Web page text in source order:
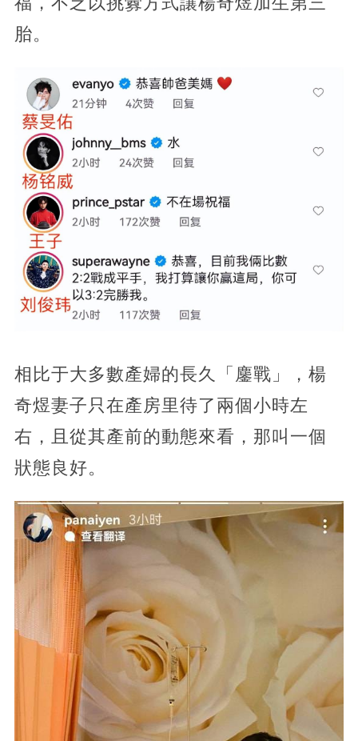
胎。
相比于大多數產婦的長久「鏖戰」，楊
奇煜妻子只在產房里待了兩個小時左
右，且從其產前的動態來看，那叫一個
狀態良好。